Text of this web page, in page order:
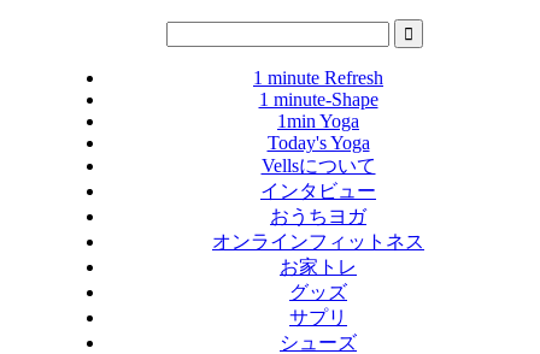
1 minute Refresh
1 minute-Shape
1min Yoga
Today's Yoga
Vellsについて
インタビュー
おうちヨガ
オンラインフィットネス
お家トレ
グッズ
サプリ
シューズ